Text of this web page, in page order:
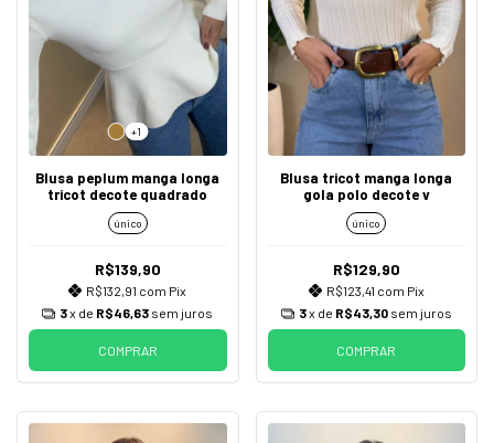
+1
Blusa peplum manga longa
tricot decote quadrado
único
R$139,90
R$132,91 com Pix
3x de R$46,63 sem juros
COMPRAR
Blusa tricot manga longa
gola polo decote v
único
R$129,90
R$123,41 com Pix
3x de R$43,30 sem juros
COMPRAR